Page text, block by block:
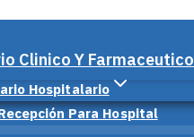
Clinico Y Farmaceutico
Hospitalario
Para Hospital